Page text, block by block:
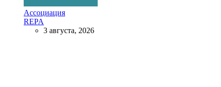
Ассоциация
REPA
3 августа, 2026